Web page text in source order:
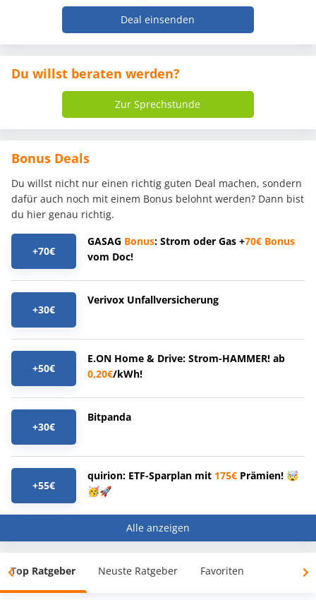
Deal einsenden
Du willst beraten werden?
Zur Sprechstunde
Bonus Deals
Du willst nicht nur einen richtig guten Deal machen, sondern
dafür auch noch mit einem Bonus belohnt werden? Dann bist
du hier genau richtig.
+70€
GASAG Bonus: Strom oder Gas +70€ Bonus
vom Doc!
+30€
Verivox Unfallversicherung
+50€
E.ON Home & Drive: Strom-HAMMER! ab
0,20€/kWh!
+30€
Bitpanda
+55€
quirion: ETF-Sparplan mit 175€ Prämien! 🤯
🥳🚀
Alle anzeigen
Top Ratgeber Neuste Ratgeber Favoriten